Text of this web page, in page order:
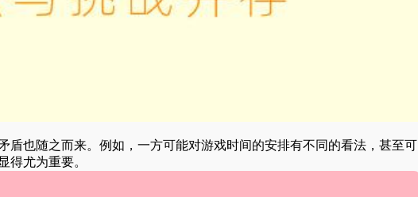
盾也随之而来。例如，一方可能对游戏时间的安排有不同的看法，甚至可
得尤为重要。